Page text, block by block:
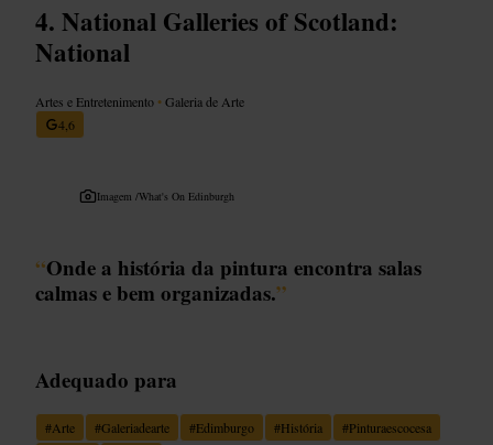
National Galleries of Scotland:
National
Artes e Entretenimento •Galeria de Arte
4,6
Imagem /What's On Edinburgh
“Onde a história da pintura encontra salas
calmas e bem organizadas.”
Adequado para
#Arte #Galeriadearte #Edimburgo #História #Pinturaescocesa